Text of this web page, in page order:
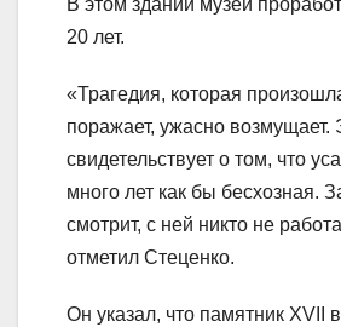
В этом здании музей
20 лет.
«Трагедия, которая
поражает, ужасно возмущает.
свидетельствует о том, что
много лет как бы бесхозная.
смотрит, с ней никто не
отметил Стеценко.
Он указал, что памятник XVII